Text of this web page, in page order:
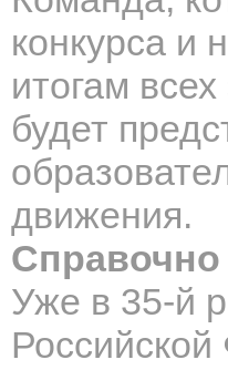
конкурса и
итогам
будет
движения.
Справочно
Уже в 35-й